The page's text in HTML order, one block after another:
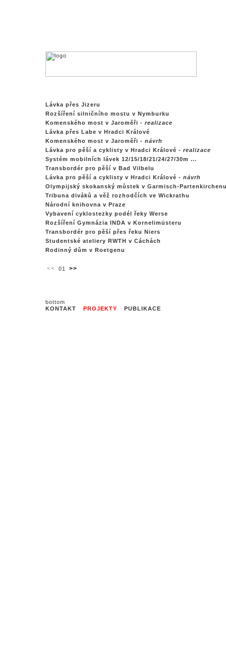
Lávka přes Jizeru
Rozšíření silničního mostu v Nymburku
Komenského most v Jaroměři - realizace
Lávka přes Labe v Hradci Králové
Komenského most v Jaroměři - návrh
Lávka pro pěší a cyklisty v Hradci Králové - realizace
Systém mobilních lávek 12/15/18/21/24/27/30m ...
Transbordér pro pěší v Bad Vilbelu
Lávka pro pěší a cyklisty v Hradci Králové - návrh
Olympijský skokanský můstek v Garmisch-
Tribuna diváků a věž rozhodčích ve Wickrathu
Národní knihovna v Praze
Vybavení cyklostezky podél řeky Werse
Rozšíření Gymnázia INDA v Kornelimüsteru
Transbordér pro pěší přes řeku Niers
Studentské ateliery RWTH v Cáchách
Rodinný dům v Roetgenu
<< 01 >>
KONTAKT PROJEKTY PUBLIKACE